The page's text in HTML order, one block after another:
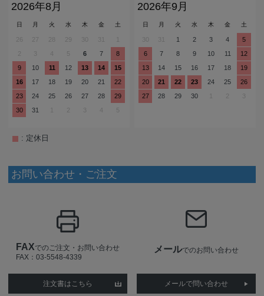
2026年8月
日 月 火 水 木 金 土
26 27 28 29 30 31
2
3 5 6 7
8
9
10 11 12 13 14
15
16
17 18 19 20 21
22
23
24 25 26 27 28
29
30
31 2 3 5
2026年9月
日 月 火 水 木 金 土
30 31 1 2 3 4
5
6
7 8 9 10 11
12
13
14 15 16 17 18
19
20
21 22 23 24 25
26
27
28 29 30 2 3
: 定休日
お問い合わせ・ご注文
FAXでのご注文・お問い合わせ
FAX：03-5548-4339
注文書はこちら
メールでのお問い合わせ
メールで問い合わせ